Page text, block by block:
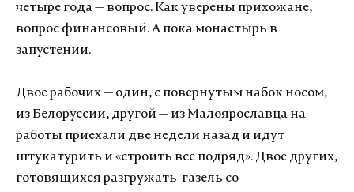
четыре года — вопрос. Как уверены прихожане,
вопрос финансовый. А пока монастырь в
запустении.
Двое рабочих — один, с повернутым набок носом,
из Белоруссии, другой — из Малоярославца на
работы приехали две недели назад и идут
штукатурить и «строить все подряд». Двое других,
готовящихся разгружать газель со